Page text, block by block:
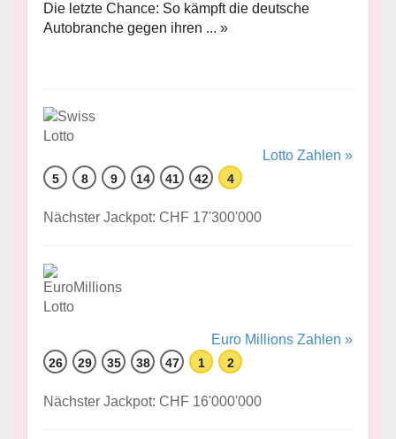
Die letzte Chance: So kämpft die deutsche
Autobranche gegen ihren ... »
Lotto Zahlen »
5 8 9 14 41 42 4
Nächster Jackpot: CHF 17'300'000
Euro Millions Zahlen »
26 29 35 38 47 1 2
Nächster Jackpot: CHF 16'000'000